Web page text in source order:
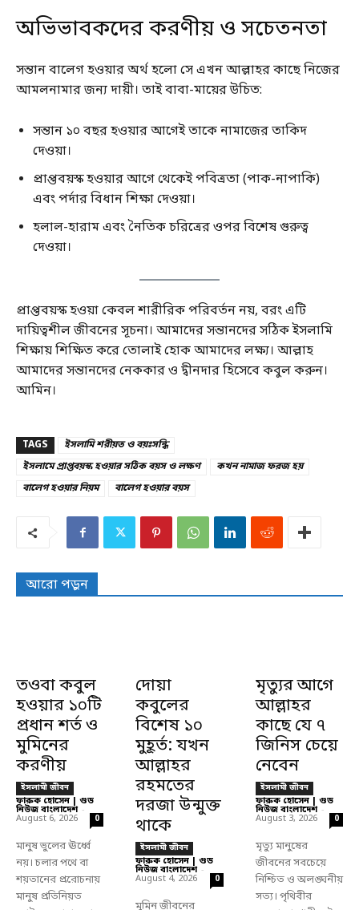
অভিভাবকদের করণীয় ও সচেতনতা
সন্তান বালেগ হওয়ার অর্থ হলো সে এখন আল্লাহর কাছে নিজের
আমলনামার জন্য দায়ী। তাই বাবা-মায়ের উচিত:
সন্তান ১০ বছর হওয়ার আগেই তাকে নামাজের তাকিদ
দেওয়া।
প্রাপ্তবয়স্ক হওয়ার আগে থেকেই পবিত্রতা (পাক-নাপাকি)
এবং পর্দার বিধান শিক্ষা দেওয়া।
হলাল-হারাম এবং নৈতিক চরিত্রের ওপর বিশেষ গুরুত্ব
দেওয়া।
প্রাপ্তবয়স্ক হওয়া কেবল শারীরিক পরিবর্তন নয়, বরং এটি
দায়িত্বশীল জীবনের সূচনা। আমাদের সন্তানদের সঠিক ইসলামি
শিক্ষায় শিক্ষিত করে তোলাই হোক আমাদের লক্ষ্য। আল্লাহ
আমাদের সন্তানদের নেককার ও দ্বীনদার হিসেবে কবুল করুন।
আমিন।
TAGS
ইসলামি শরীয়ত ও বয়ঃসন্ধি
ইসলামে প্রাপ্তবয়স্ক হওয়ার সঠিক বয়স ও লক্ষণ
কখন নামাজ ফরজ হয়
বালেগ হওয়ার নিয়ম
বালেগ হওয়ার বয়স
আরো পড়ুন
তওবা কবুল
হওয়ার ১০টি
প্রধান শর্ত ও
মুমিনের
করণীয়
ইসলামী জীবন
ফারুক হোসেন | গুড
নিউজ বাংলাদেশ -
August 6, 2026 0
মানুষ ভুলের ঊর্ধ্বে
নয়। চলার পথে বা
শয়তানের প্ররোচনায়
মানুষ প্রতিনিয়ত
দোয়া
কবুলের
বিশেষ ১০
মুহূর্ত: যখন
আল্লাহর
রহমতের
দরজা উন্মুক্ত
থাকে
ইসলামী জীবন
ফারুক হোসেন | গুড
নিউজ বাংলাদেশ -
August 4, 2026 0
মুমিন জীবনের
মৃত্যুর আগে
আল্লাহর
কাছে যে ৭
জিনিস চেয়ে
নেবেন
ইসলামী জীবন
ফারুক হোসেন | গুড
নিউজ বাংলাদেশ -
August 3, 2026 0
মৃত্যু মানুষের
জীবনের সবচেয়ে
নিশ্চিত ও অলঙ্ঘনীয়
সত্য। পৃথিবীর